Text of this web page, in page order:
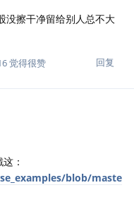
没擦干净留给别人总不大
回复
觉得很赞
：
blob/maste